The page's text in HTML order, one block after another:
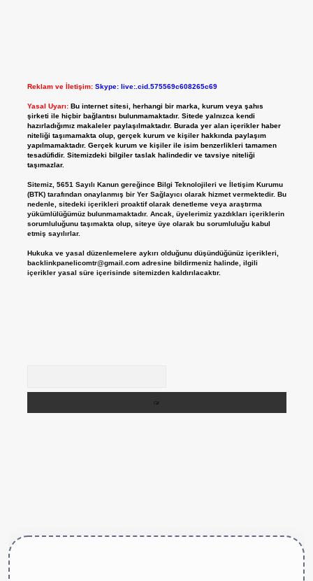
Reklam ve İletişim: Skype: live:.cid.575569c608265c69
Yasal Uyarı: Bu internet sitesi, herhangi bir marka, kurum veya şahıs
şirketi ile hiçbir bağlantısı bulunmamaktadır. Sitede yalnızca kendi
hazırladığımız makaleler paylaşılmaktadır. Burada yer alan içerikler haber
niteliği taşımamakta olup, gerçek kurum ve kişiler hakkında paylaşım
yapılmamaktadır. Gerçek kurum ve kişiler ile isim benzerlikleri tamamen
tesadüfidir. Sitemizdeki bilgiler taslak halindedir ve tavsiye niteliği
taşımazlar.
Sitemiz, 5651 Sayılı Kanun gereğince Bilgi Teknolojileri ve İletişim Kurumu
(BTK) tarafından onaylanmış bir Yer Sağlayıcı olarak hizmet vermektedir. Bu
nedenle, sitedeki içerikleri proaktif olarak denetleme veya araştırma
yükümlülüğümüz bulunmamaktadır. Ancak, üyelerimiz yazdıkları içeriklerin
sorumluluğunu taşımakta olup, siteye üye olarak bu sorumluluğu kabul
etmiş sayılırlar.
Hukuka ve yasal düzenlemelere aykırı olduğunu düşündüğünüz içerikleri,
backlinkpanelicomtr@gmail.comadresine bildirmeniz halinde, ilgili
içerikler yasal süre içerisinde sitemizden kaldırılacaktır.